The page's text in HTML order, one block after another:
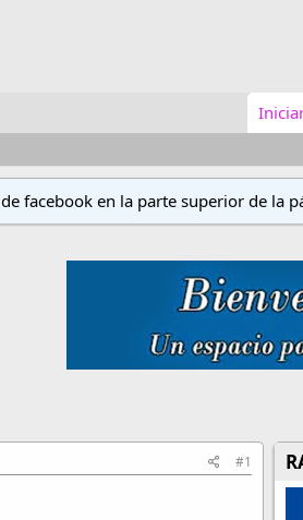
facebook en la parte superior de la
#1